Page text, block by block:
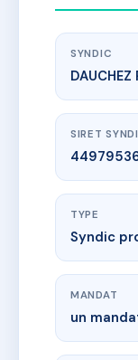
SYNDIC
DAUCHEZ
SIRET
TYPE
Syndic
MANDAT
un